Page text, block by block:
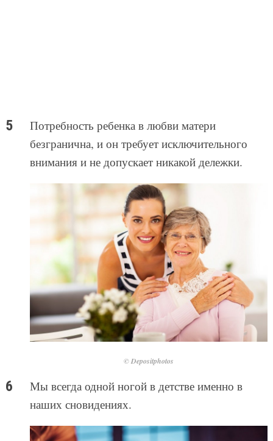
Потребность ребенка в любви матери
безгранична, и он требует исключительного
внимания и не допускает никакой дележки.
© Depositphotos
Мы всегда одной ногой в детстве именно в
наших сновидениях.